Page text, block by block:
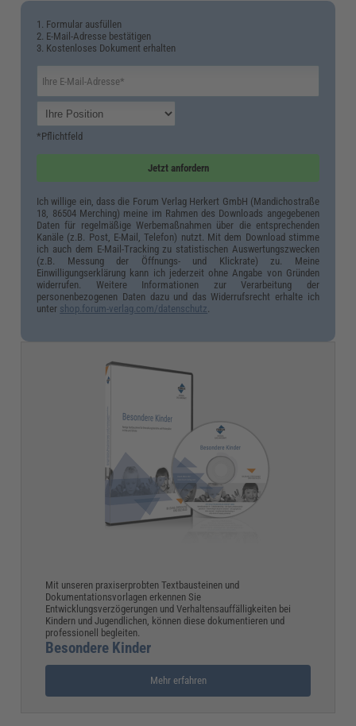
1. Formular ausfüllen
2. E-Mail-Adresse bestätigen
3. Kostenloses Dokument erhalten
*Pflichtfeld
Jetzt anfordern
Ich willige ein, dass die Forum Verlag Herkert GmbH (Mandichostraße
18, 86504 Merching) meine im Rahmen des Downloads angegebenen
Daten für regelmäßige Werbemaßnahmen über die entsprechenden
Kanäle (z.B. Post, E-Mail, Telefon) nutzt. Mit dem Download stimme
ich auch dem E-Mail-Tracking zu statistischen Auswertungszwecken
(z.B. Messung der Öffnungs- und Klickrate) zu. Meine
Einwilligungserklärung kann ich jederzeit ohne Angabe von Gründen
widerrufen. Weitere Informationen zur Verarbeitung der
personenbezogenen Daten dazu und das Widerrufsrecht erhalte ich
unter shop.forum-verlag.com/datenschutz.
Mit unseren praxiserprobten Textbausteinen und
Dokumentationsvorlagen erkennen Sie
Entwicklungsverzögerungen und Verhaltensauffälligkeiten bei
Kindern und Jugendlichen, können diese dokumentieren und
professionell begleiten.
Besondere Kinder
Mehr erfahren